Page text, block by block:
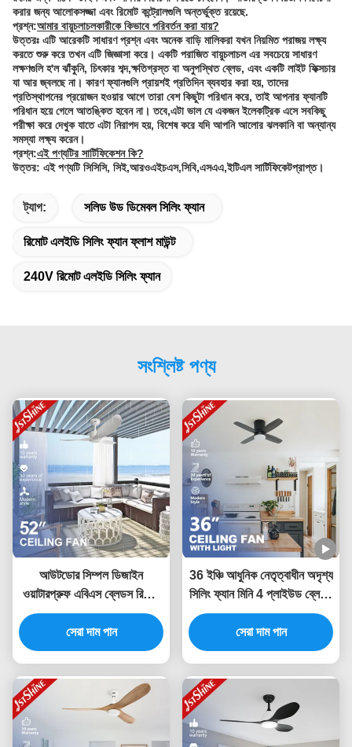
করার জন্য আলোকসজ্জা এবং রিমোট কন্ট্রোলগুলি অন্তর্ভুক্ত রয়েছে.
প্রশ্ন:আমার বায়ুচলাচলকারীকে কিভাবে পরিবর্তন করা যায়?
উত্তরঃ এটি আরেকটি সাধারণ প্রশ্ন এবং অনেক বাড়ি মালিকরা যখন নিয়মিত পরাজয় লক্ষ্য
করতে শুরু করে তখন এটি জিজ্ঞাসা করে। একটি পরাজিত বায়ুচলাচল এর সবচেয়ে সাধারণ
লক্ষণগুলি হ'ল ঝাঁকুনি, চিৎকার শব্দ,ক্ষতিগ্রস্ত বা অনুপস্থিত ব্লেড, এবং একটি লাইট ফিক্সচার
যা আর জ্বলছে না। কারণ ফ্যানগুলি প্রায়শই প্রতিদিন ব্যবহার করা হয়, তাদের
প্রতিস্থাপনের প্রয়োজন হওয়ার আগে তারা বেশ কিছুটা পরিধান করে, তাই আপনার ফ্যানটি
পরিধান হয়ে গেলে আতঙ্কিত হবেন না। তবে,এটা ভাল যে একজন ইলেকট্রিক এসে সবকিছু
পরীক্ষা করে দেখুক যাতে এটা নিরাপদ হয়, বিশেষ করে যদি আপনি আলোর ঝলকানি বা অন্যান্য
সমস্যা লক্ষ্য করেন।
প্রশ্ন:এই পণ্যটির সার্টিফিকেশন কি?
উত্তর: এই পণ্যটি সিসিসি, সিই,আরওএইচএস,সিবি,এসএএ,ইটিএল সার্টিফিকেটপ্রাপ্ত।
ট্যাগ: সলিড উড ডিমেবল সিলিং ফ্যান
রিমোট এলইডি সিলিং ফ্যান ফ্লাশ মাউন্ট
240V রিমোট এলইডি সিলিং ফ্যান
সংশ্লিষ্ট পণ্য
আউটডোর সিম্পল ডিজাইন
ওয়াটারপ্রুফ এবিএস ব্লেডস রিমোট
কন্ট্রোল সহ সিলিং ফ্যান
সেরা দাম পান
36 ইঞ্চি আধুনিক নেতৃত্বাধীন অদৃশ্য
সিলিং ফ্যান মিনি 4 প্লাইউড ব্লেডস
নিম্ন প্রোফাইল ডিমিং লাইট
সেরা দাম পান